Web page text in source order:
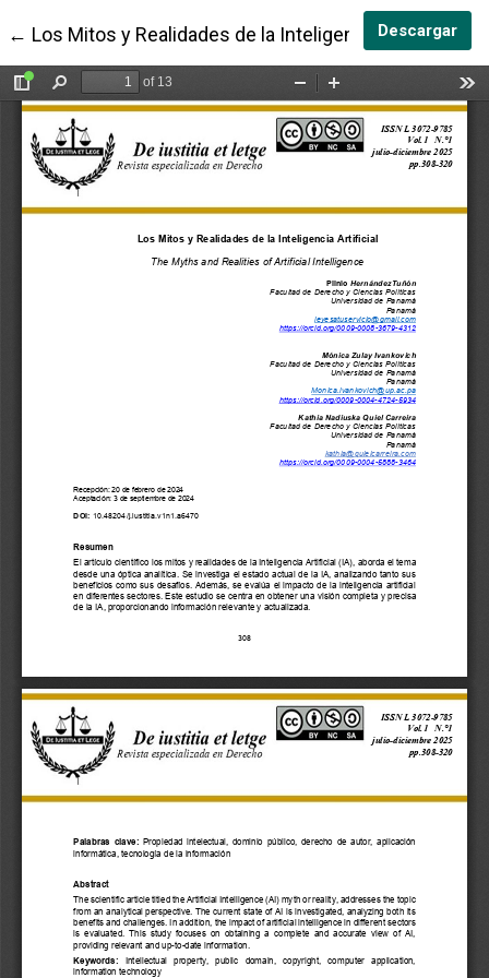
← Volver a los detalles del artículo
Los Mitos y Realidades de la Inteligencia Artificial
Descargar